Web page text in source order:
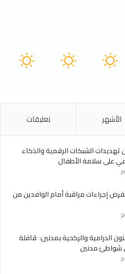
الأشهر تعليقات
تهديدات الشبكات الرقمية والذكاء
على سلامة الأطفال
إجراءات مراقبة أمام الوافدين من
الدرامية والركحية بمدنين: قافلة
شواطئ مدنين